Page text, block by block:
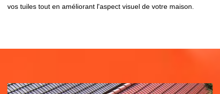
vos tuiles tout en améliorant l'aspect visuel de votre maison.